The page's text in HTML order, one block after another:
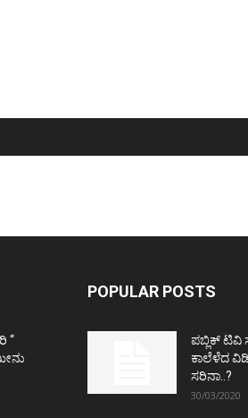
“
POPULAR POSTS
ಪಬ್ಲಿಕ್ ಟಿವಿ
ಕಾಲೆಳೆದ
ಸರಿನಾ..?
30/03/2020